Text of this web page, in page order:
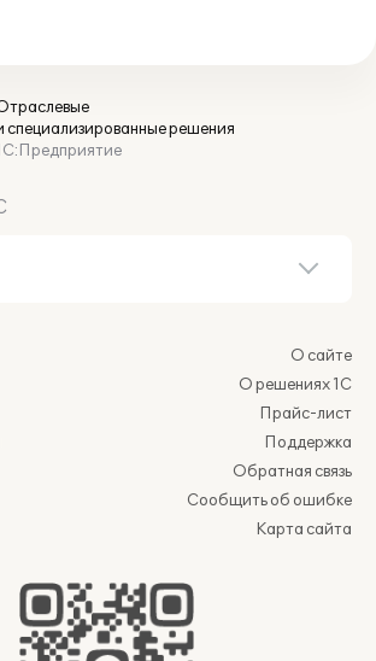
специализированные решения
О сайте
О решениях 1С
Прайс-лист
Поддержка
Обратная связь
Сообщить об ошибке
Карта сайта